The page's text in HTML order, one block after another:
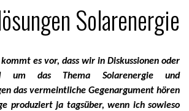
Solarenergie
es vor, dass wir in Diskussionen oder
um das Thema Solarenergie und
das vermeintliche Gegenargument hören
produziert ja tagsüber, wenn ich sowieso